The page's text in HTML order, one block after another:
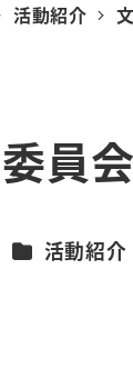
活動紹介
員
カテゴリー
活動紹介